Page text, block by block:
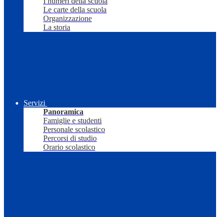
Le carte della scuola
Organizzazione
La storia
Servizi
Panoramica
Famiglie e studenti
Personale scolastico
Percorsi di studio
Orario scolastico